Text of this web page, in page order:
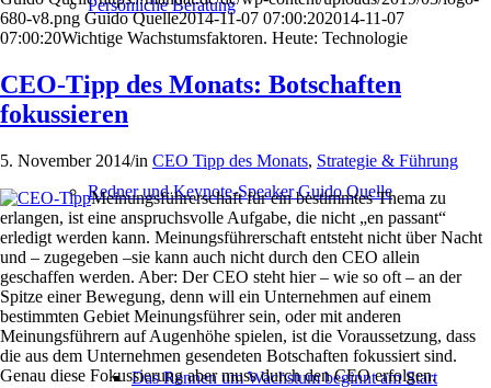
Persönliche Beratung
Redner und Keynote-Speaker Guido Quelle
Das Rennen um Wachstum beginnt am Start
680-v8.png Guido Quelle2014-11-07 07:00:202014-11-07
07:00:20Wichtige Wachstumsfaktoren. Heute: Technologie
CEO-Tipp des Monats: Botschaften
fokussieren
5. November 2014/in CEO Tipp des Monats, Strategie & Führung
Meinungsführerschaft für ein bestimmtes Thema zu
erlangen, ist eine anspruchsvolle Aufgabe, die nicht „en passant“
erledigt werden kann. Meinungsführerschaft entsteht nicht über Nacht
und – zugegeben –sie kann auch nicht durch den CEO allein
geschaffen werden. Aber: Der CEO steht hier – wie so oft – an der
Spitze einer Bewegung, denn will ein Unternehmen auf einem
bestimmten Gebiet Meinungsführer sein, oder mit anderen
Meinungsführern auf Augenhöhe spielen, ist die Voraussetzung, dass
die aus dem Unternehmen gesendeten Botschaften fokussiert sind.
Genau diese Fokussierung aber muss durch den CEO erfolgen.